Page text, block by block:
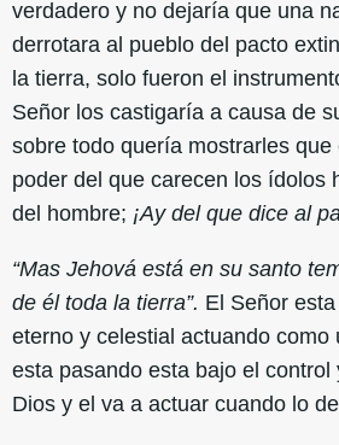
verdadero y no dejaría que una
derrotara al pueblo del pacto
la tierra, solo fueron el
Señor los castigaría a causa de
sobre todo quería mostrarles
poder del que carecen los ídolos
del hombre; ¡Ay del que dice al
“Mas Jehová está en su santo
de él toda la tierra”. El Señor
eterno y celestial actuando como
esta pasando esta bajo el
Dios y el va a actuar cuando lo